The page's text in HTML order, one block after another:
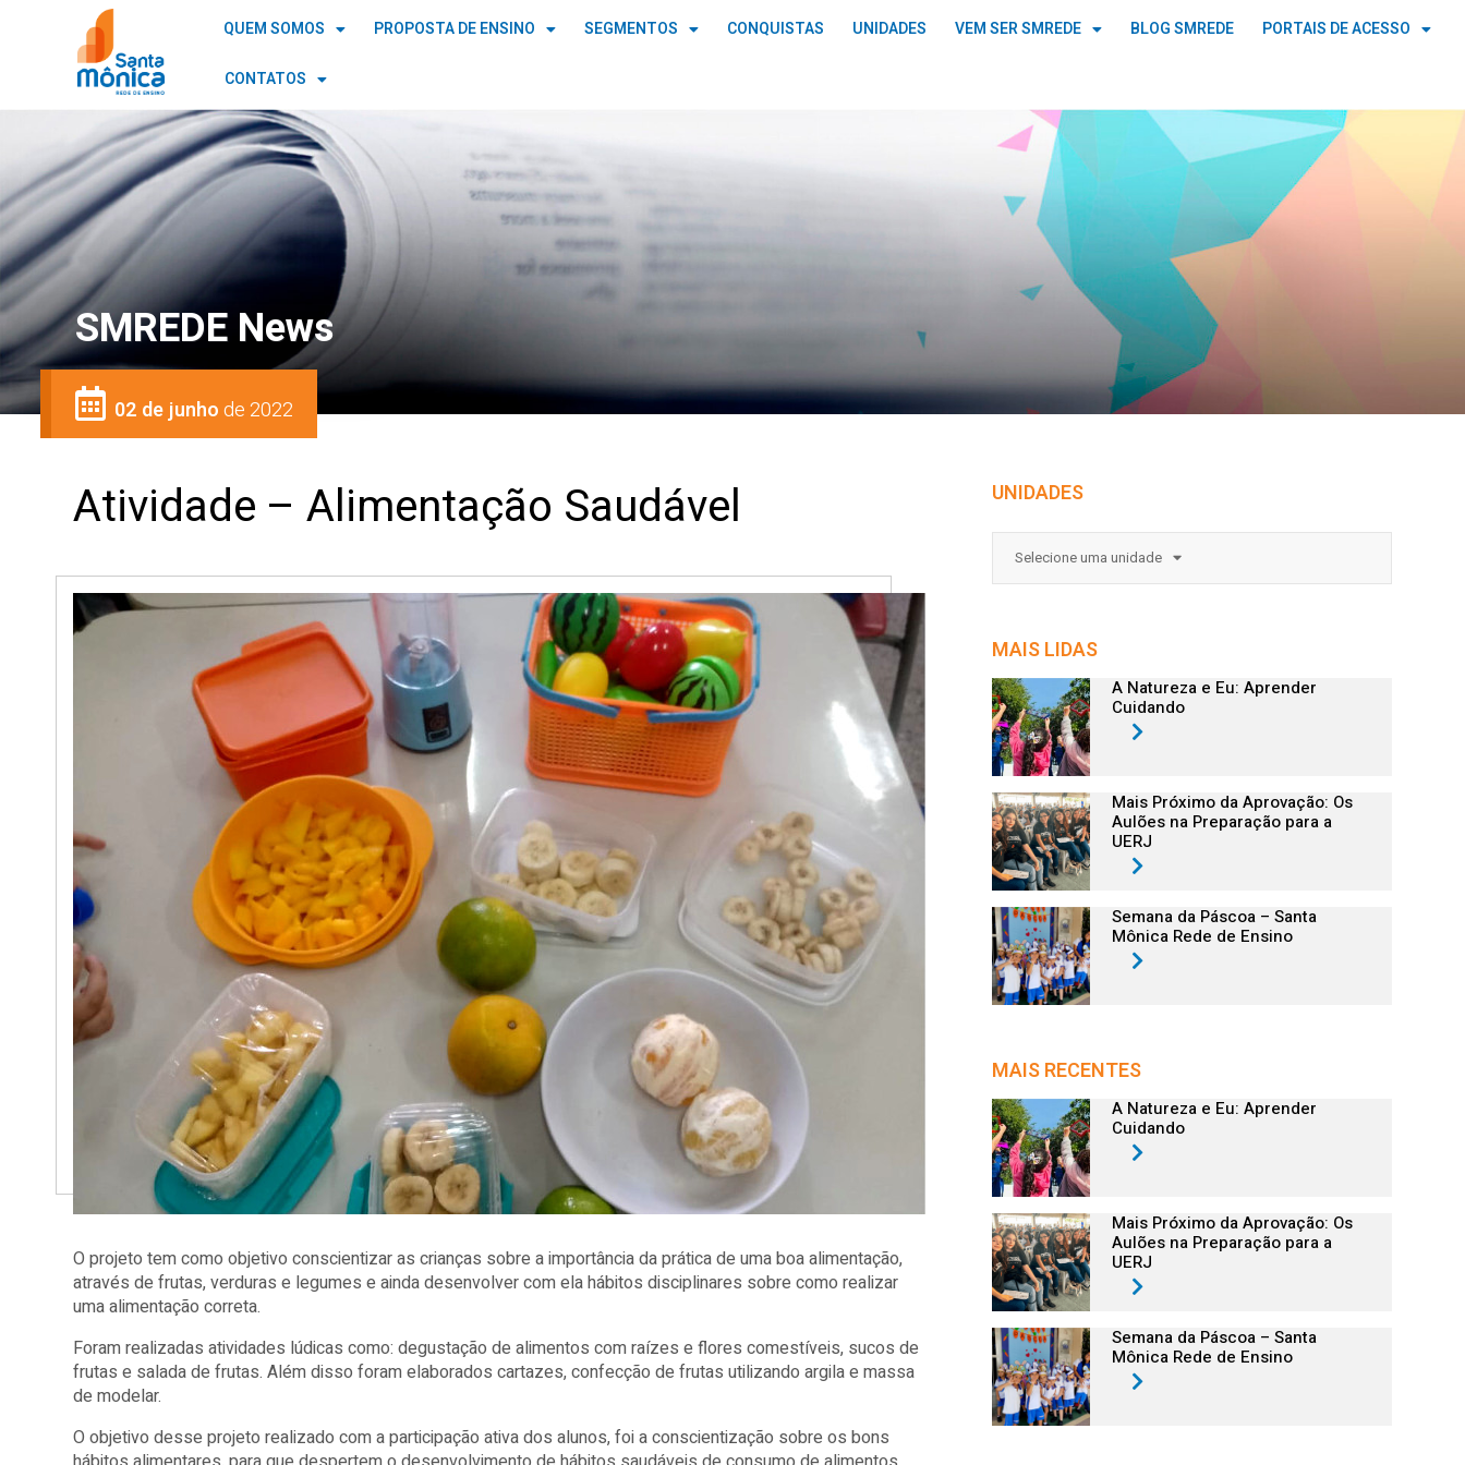
QUEM SOMOS PROPOSTA DE ENSINO SEGMENTOS CONQUISTAS UNIDADES VEM SER SMREDE BLOG SMREDE PORTAIS DE ACESSO
CONTATOS
SMREDE News
02 de junhode 2022
Atividade – Alimentação Saudável
O projeto tem como objetivo conscientizar as crianças sobre a importância da prática de uma boa alimentação,
através de frutas, verduras e legumes e ainda desenvolver com ela hábitos disciplinares sobre como realizar
uma alimentação correta.
Foram realizadas atividades lúdicas como: degustação de alimentos com raízes e flores comestíveis, sucos de
frutas e salada de frutas. Além disso foram elaborados cartazes, confecção de frutas utilizando argila e massa
de modelar.
O objetivo desse projeto realizado com a participação ativa dos alunos, foi a conscientização sobre os bons
UNIDADES
Selecione uma unidade
MAIS LIDAS
A Natureza e Eu: Aprender
Cuidando
Mais Próximo da Aprovação: Os
Aulões na Preparação para a
UERJ
Semana da Páscoa – Santa
Mônica Rede de Ensino
MAIS RECENTES
A Natureza e Eu: Aprender
Cuidando
Mais Próximo da Aprovação: Os
Aulões na Preparação para a
UERJ
Semana da Páscoa – Santa
Mônica Rede de Ensino